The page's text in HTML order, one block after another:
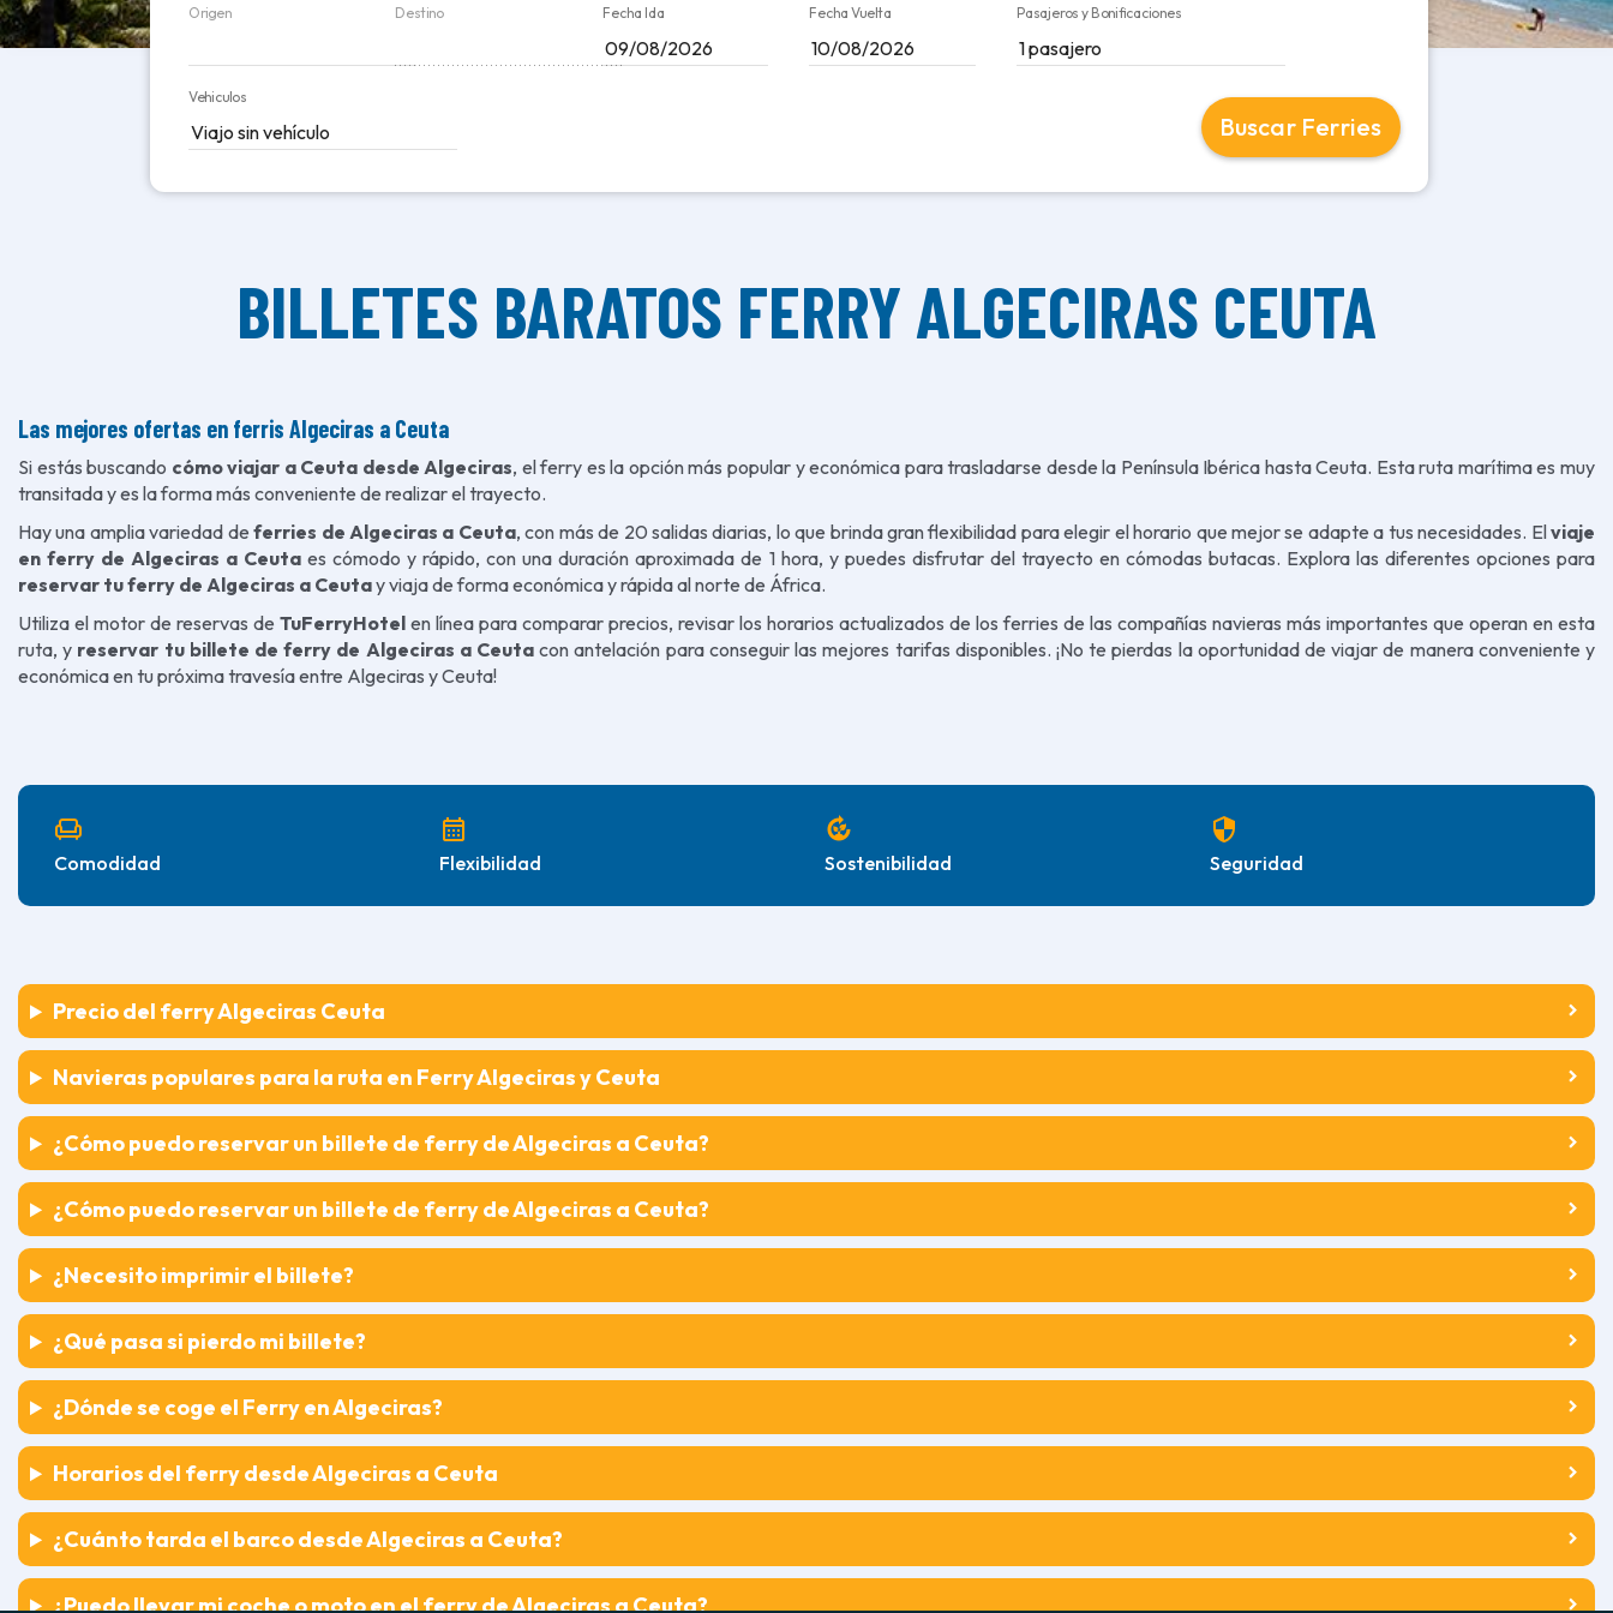
Origen Destino Fecha Ida Fecha Vuelta Pasajeros y Bonificaciones
Vehiculos
Buscar Ferries
BILLETES BARATOS FERRY ALGECIRAS CEUTA
Las mejores ofertas en ferris Algeciras a Ceuta
Si estás buscando cómo viajar a Ceuta desde Algeciras, el ferry es la opción más popular y económica para trasladarse desde la Península Ibérica hasta Ceuta. Esta ruta marítima es muy
transitada y es la forma más conveniente de realizar el trayecto.
Hay una amplia variedad deferries de Algeciras a Ceuta, con más de 20 salidas diarias, lo que brinda gran flexibilidad para elegir el horario que mejor se adapte a tus necesidades. Elviaje
en ferry de Algeciras a Ceuta es cómodo y rápido, con una duración aproximada de 1 hora, y puedes disfrutar del trayecto en cómodas butacas. Explora las diferentes opciones para
reservar tu ferry de Algeciras a Ceutay viaja de forma económica y rápida al norte de África.
Utiliza el motor de reservas de TuFerryHotel en línea para comparar precios, revisar los horarios actualizados de los ferries de las compañías navieras más importantes que operan en esta
ruta, y reservar tu billete de ferry de Algeciras a Ceuta con antelación para conseguir las mejores tarifas disponibles. ¡No te pierdas la oportunidad de viajar de manera conveniente y
económica en tu próxima travesía entre Algeciras y Ceuta!
chair
Comodidad
calendar_month
Flexibilidad
compost
Sostenibilidad
security
Seguridad
Precio del ferry Algeciras Ceuta
Navieras populares para la ruta en Ferry Algeciras y Ceuta
¿Cómo puedo reservar un billete de ferry de Algeciras a Ceuta?
¿Cómo puedo reservar un billete de ferry de Algeciras a Ceuta?
¿Necesito imprimir el billete?
¿Qué pasa si pierdo mi billete?
¿Dónde se coge el Ferry en Algeciras?
Horarios del ferry desde Algeciras a Ceuta
¿Cuánto tarda el barco desde Algeciras a Ceuta?
¿Puedo llevar mi coche o moto en el ferry de Algeciras a Ceuta?